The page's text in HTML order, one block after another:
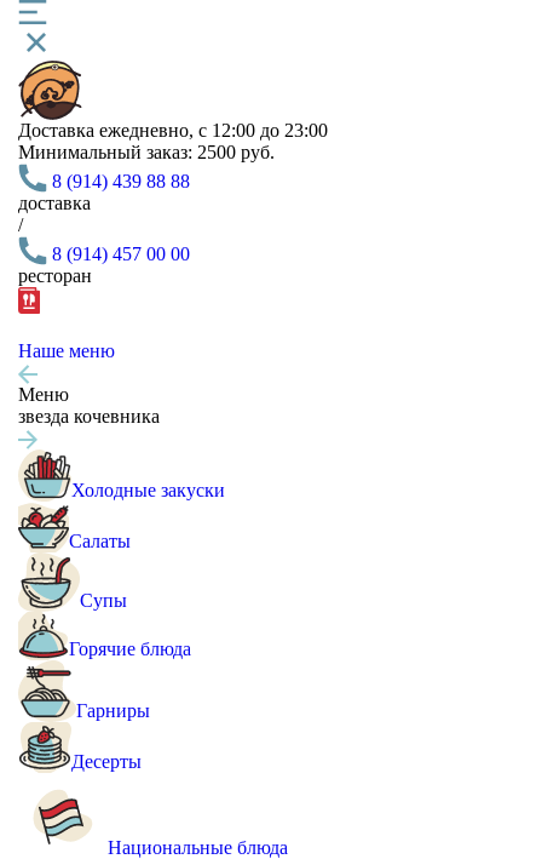
Доставка ежедневно, с 12:00 до 23:00
Минимальный заказ: 2500 руб.
8 (914) 439 88 88
доставка
/
8 (914) 457 00 00
ресторан
Наше меню
Меню
звезда кочевника
Холодные закуски
Салаты
Супы
Горячие блюда
Гарниры
Десерты
Национальные блюда